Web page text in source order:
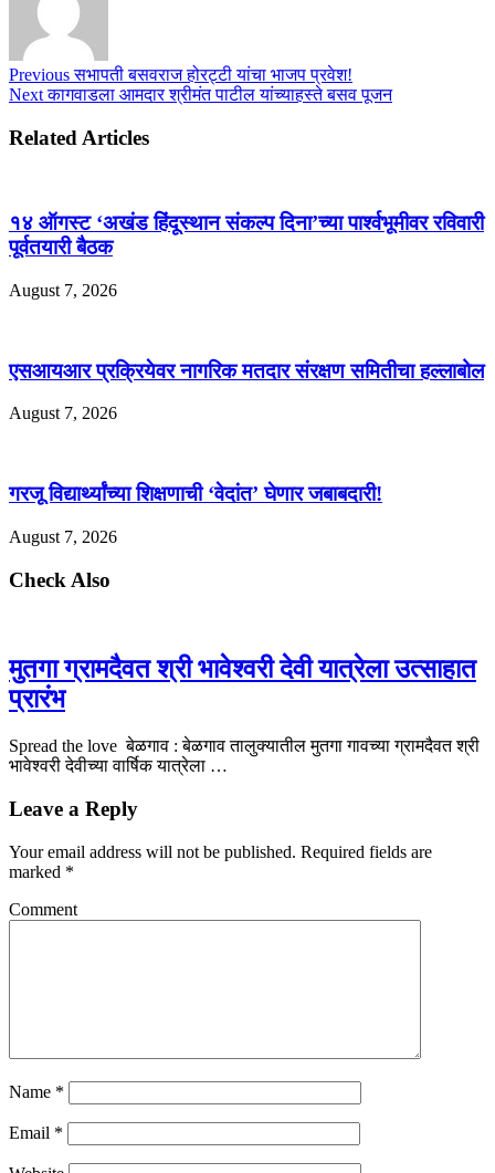
Previousसभापती बसवराज होरट्टी यांचा भाजप प्रवेश!
Nextकागवाडला आमदार श्रीमंत पाटील यांच्याहस्ते बसव पूजन
Related Articles
१४ ऑगस्ट ‘अखंड हिंदूस्थान संकल्प दिना’च्या पार्श्वभूमीवर रविवारी
पूर्वतयारी बैठक
August 7, 2026
एसआयआर प्रक्रियेवर नागरिक मतदार संरक्षण समितीचा हल्लाबोल
August 7, 2026
गरजू विद्यार्थ्यांच्या शिक्षणाची ‘वेदांत’ घेणार जबाबदारी!
August 7, 2026
Check Also
मुतगा ग्रामदैवत श्री भावेश्वरी देवी यात्रेला उत्साहात
प्रारंभ
Spread the love बेळगाव : बेळगाव तालुक्यातील मुतगा गावच्या ग्रामदैवत श्री
भावेश्वरी देवीच्या वार्षिक यात्रेला …
Leave a Reply
Your email address will not be published. Required fields are
marked *
Comment
Name *
Email *